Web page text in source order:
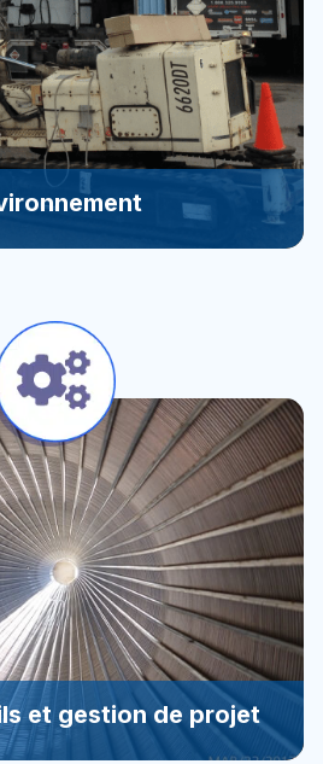
pour le remettre exploitable
est un bon investissement.
et gestion de projet